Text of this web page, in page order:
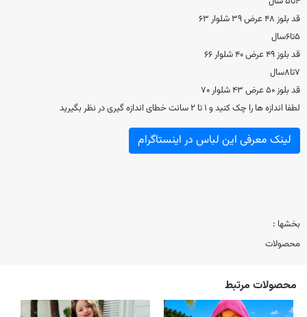
قد بلوز ۴۸ عرض ۳۹ شلوار ۶۳
۵تا۶سال
قد بلوز ۴۹ عرض ۴۰ شلوار ۶۶
۷تا۸سال
قد بلوز ۵۰ عرض ۴۳ شلوار ۷۰
لطفا اندازه ها را چک کنید و ۱ تا ۲ سانت خطای اندازه گیری در نظر بگیرید
لینک معرفی این لباس در اینستاگرام
بخشها :
محصولات
محصولات مرتبط